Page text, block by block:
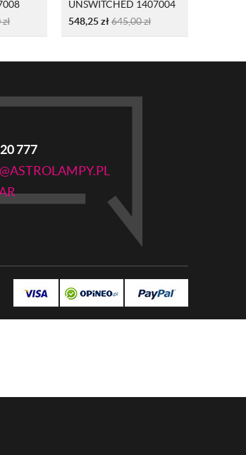
zł
UNSWITCHED 1407004
BRĄZ
548,25zł645,00zł
777